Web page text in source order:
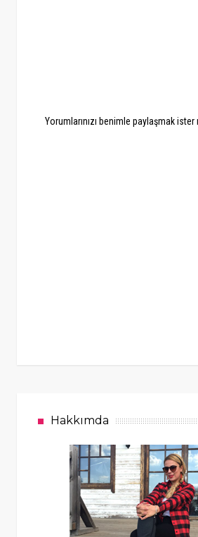
Yorumlarınızı benimle paylaşmak
Hakkımda